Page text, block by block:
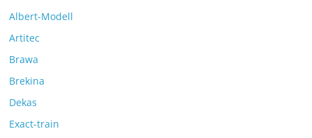
Albert-Modell
Artitec
Brawa
Brekina
Dekas
Exact-train